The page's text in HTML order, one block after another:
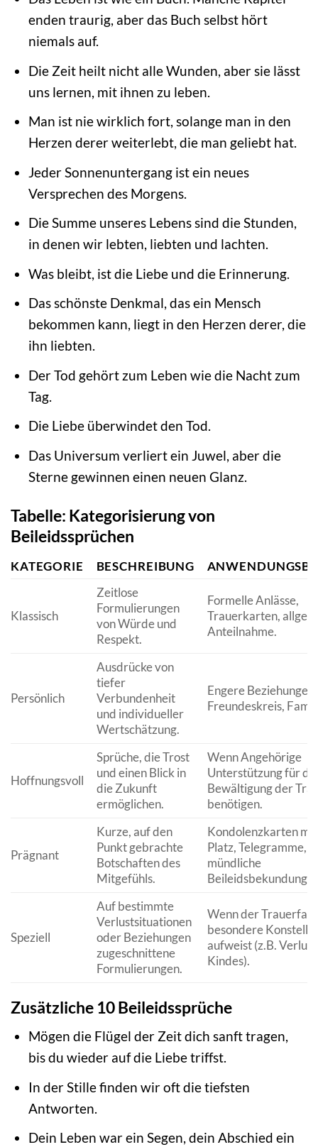
enden traurig, aber das Buch selbst hört
niemals auf.
Die Zeit heilt nicht alle Wunden, aber sie lässt
uns lernen, mit ihnen zu leben.
Man ist nie wirklich fort, solange man in den
Herzen derer weiterlebt, die man geliebt hat.
Jeder Sonnenuntergang ist ein neues
Versprechen des Morgens.
Die Summe unseres Lebens sind die Stunden,
in denen wir lebten, liebten und lachten.
Was bleibt, ist die Liebe und die Erinnerung.
Das schönste Denkmal, das ein Mensch
bekommen kann, liegt in den Herzen derer, die
ihn liebten.
Der Tod gehört zum Leben wie die Nacht zum
Tag.
Die Liebe überwindet den Tod.
Das Universum verliert ein Juwel, aber die
Sterne gewinnen einen neuen Glanz.
Tabelle: Kategorisierung von
Beileidssprüchen
KATEGORIE BESCHREIBUNG
Klassisch
Zeitlose
Formulierungen
von Würde und
Respekt.
Formelle Anlässe,
Trauerkarten,
Anteilnahme.
Persönlich
Ausdrücke von
tiefer
Verbundenheit
und individueller
Wertschätzung.
Engere Beziehungen,
Freundeskreis,
Hoffnungsvoll
Sprüche, die Trost
und einen Blick in
die Zukunft
ermöglichen.
Wenn Angehörige
Unterstützung für die
Bewältigung der
benötigen.
Prägnant
Kurze, auf den
Punkt gebrachte
Botschaften des
Mitgefühls.
Kondolenzkarten
Platz, Telegramme,
mündliche
Speziell
Auf bestimmte
Verlustsituationen
oder Beziehungen
zugeschnittene
Formulierungen.
Wenn der Trauerfall
besondere
aufweist (z.B. Verlust
Kindes).
Zusätzliche 10 Beileidssprüche
Mögen die Flügel der Zeit dich sanft tragen,
bis du wieder auf die Liebe triffst.
In der Stille finden wir oft die tiefsten
Antworten.
Dein Leben war ein Segen, dein Abschied ein